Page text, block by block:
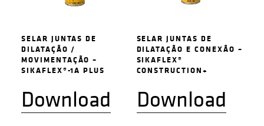
SELAR JUNTAS DE
DILATAÇÃO /
MOVIMENTAÇÃO –
SIKAFLEX®-1A PLUS
Download
SELAR JUNTAS DE
DILATAÇÃO E CONEXÃO –
SIKAFLEX®
CONSTRUCTION+
Download